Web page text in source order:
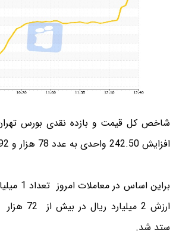
شاخص کل قیمت و بازده نقدی بورس تهران
افزایش 242.50 واحدی به عدد 78 هزار و 92 واحد رسید.
براین
ارزش 2
ستد شد.